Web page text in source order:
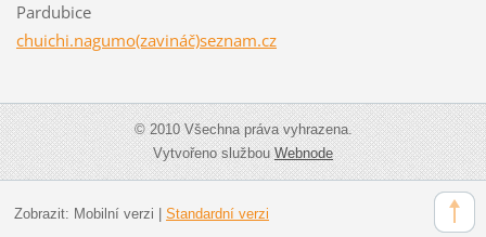
Pardubice
chuichi.nagumo(zavináč)seznam.cz
© 2010 Všechna práva vyhrazena.
Vytvořeno službouWebnode
Zobrazit: Mobilní verzi | Standardní verzi